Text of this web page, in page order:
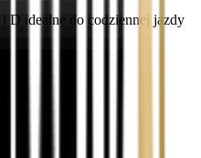
D idealne do codziennej jazdy